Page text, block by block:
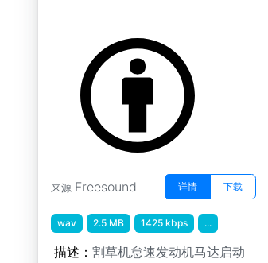
来源 Freesound 详情 下载
wav 2.5 MB 1425 kbps ...
描述： 割草机怠速发动机马达启动